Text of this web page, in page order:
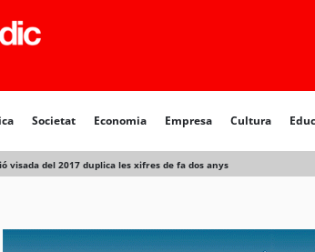
Societat Economia Empresa Cultura
visada del 2017 duplica les xifres de fa dos anys
Societat